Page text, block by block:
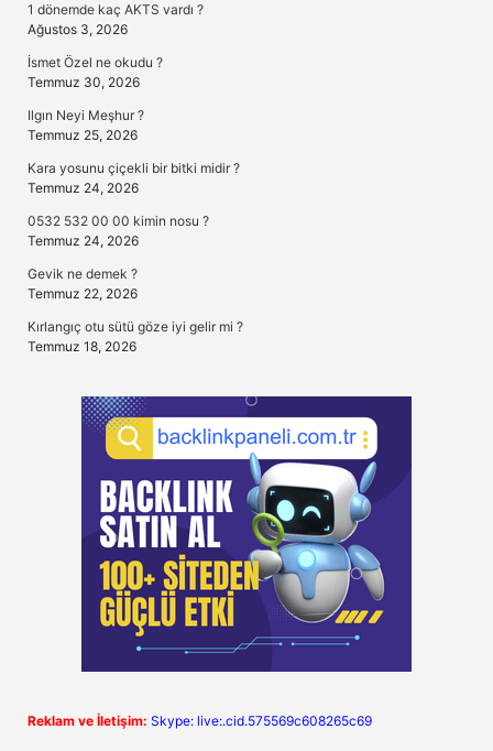
1 dönemde kaç AKTS vardı ?
Ağustos 3, 2026
İsmet Özel ne okudu ?
Temmuz 30, 2026
Ilgın Neyi Meşhur ?
Temmuz 25, 2026
Kara yosunu çiçekli bir bitki midir ?
Temmuz 24, 2026
0532 532 00 00 kimin nosu ?
Temmuz 24, 2026
Gevik ne demek ?
Temmuz 22, 2026
Kırlangıç otu sütü göze iyi gelir mi ?
Temmuz 18, 2026
Reklam ve İletişim: Skype: live:.cid.575569c608265c69